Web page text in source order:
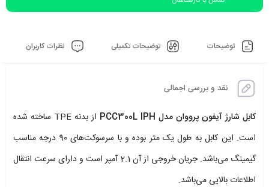
توضیحات توضیحات تکمیلی نظرات کاربران
نقد و بررسی اجمالی
کابل شارژ آیفون پرووان مدل PCC300L IPH
از بدنه TPE ساخته شده
است. این کابل به طول یک متر بوده و با سرسوکت‌های 90 درجه مناسب
گیمینگ می‌باشد. جریان خروجی از آن 2.1 آمپر است و دارای سرعت انتقال
اطلاعات بالایی می‌باشد.